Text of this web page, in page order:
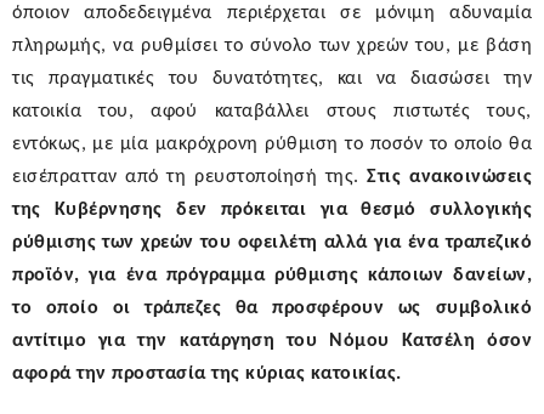
όποιον αποδεδειγμένα περιέρχεται σε μόνιμη αδυναμία
πληρωμής, να ρυθμίσει το σύνολο των χρεών του, με βάση
τις πραγματικές του δυνατότητες, και να διασώσει την
κατοικία του, αφού καταβάλλει στους πιστωτές τους,
εντόκως, με μία μακρόχρονη ρύθμιση το ποσόν το οποίο θα
εισέπρατταν από τη ρευστοποίησή της.Στις ανακοινώσεις
της Κυβέρνησης
δεν πρόκειται για θεσμό συλλογικής
ρύθμισης των χρεών του οφειλέτη αλλά για ένα τραπεζικό
προϊόν, για ένα πρόγραμμα ρύθμισης κάποιων δανείων,
το οποίο οι τράπεζες θα προσφέρουν ως συμβολικό
αντίτιμο για την κατάργηση του Νόμου Κατσέλη όσον
αφορά την προστασία της κύριας κατοικίας.